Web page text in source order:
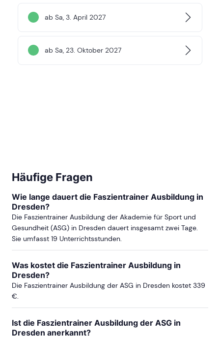
ab Sa, 3. April 2027
ab Sa, 23. Oktober 2027
Häufige Fragen
Wie lange dauert die Faszientrainer Ausbildung in
Dresden?
Die Faszientrainer Ausbildung der Akademie für Sport und
Gesundheit (ASG) in Dresden dauert insgesamt zwei Tage.
Sie umfasst 19 Unterrichtsstunden.
Was kostet die Faszientrainer Ausbildung in
Dresden?
Die Faszientrainer Ausbildung der ASG in Dresden kostet 339
€.
Ist die Faszientrainer Ausbildung der ASG in
Dresden anerkannt?